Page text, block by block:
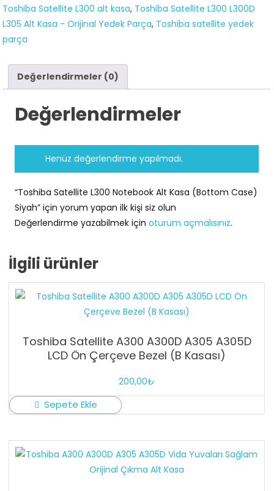
Toshiba Satellite L300 alt kasa, Toshiba Satellite L300 L300D
L305 Alt Kasa - Orijinal Yedek Parça, Toshiba satellite yedek
parça
Değerlendirmeler (0)
Değerlendirmeler
Henüz değerlendirme yapılmadı.
“Toshiba Satellite L300 Notebook Alt Kasa (Bottom Case)
Siyah” için yorum yapan ilk kişi siz olun
Değerlendirme yazabilmek içinoturum açmalısınız.
İlgili ürünler
Toshiba Satellite A300 A300D A305 A305D
LCD Ön Çerçeve Bezel (B Kasası)
200,00₺
Sepete Ekle